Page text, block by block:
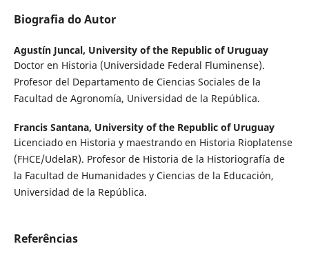
Biografia do Autor
Agustín Juncal, University of the Republic of Uruguay
Doctor en Historia (Universidade Federal Fluminense).
Profesor del Departamento de Ciencias Sociales de la
Facultad de Agronomía, Universidad de la República.
Francis Santana, University of the Republic of Uruguay
Licenciado en Historia y maestrando en Historia Rioplatense
(FHCE/UdelaR). Profesor de Historia de la Historiografía de
la Facultad de Humanidades y Ciencias de la Educación,
Universidad de la República.
Referências